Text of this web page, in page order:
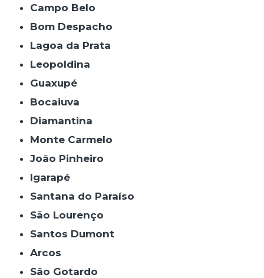
Campo Belo
Bom Despacho
Lagoa da Prata
Leopoldina
Guaxupé
Bocaiuva
Diamantina
Monte Carmelo
João Pinheiro
Igarapé
Santana do Paraíso
São Lourenço
Santos Dumont
Arcos
São Gotardo